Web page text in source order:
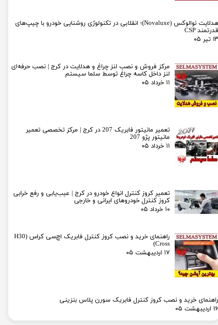
هدلایت نوالوکس (Novaluxe)؛ انقلابی در تکنولوژی روشنایی خودرو با چیپ‌های
قدرتمند CSP
۱۳ تیر ۰۵
مرکز فروش و نصب لنز چراغ و هدلایت در کرج | نصب حرفه‌ای
لنز داخل کاسه چراغ توسط سلما سیستم
۱۱ خرداد ۰۵
تعمیر مانیتور فابریک 207 در کرج | مرکز تخصصی تعمیر
مانیتور پژو 207
۱۱ خرداد ۰۵
تعمیر کروز کنترل انواع خودرو در کرج | عیب‌یابی و رفع خرابی
کروز کنترل خودروهای ایرانی و خارجی
۱۰ خرداد ۰۵
راهنمای خرید و نصب کروز کنترل فابریک اچ‌سی کراس (H30
Cross)
۱۷ اردیبهشت ۰۵
راهنمای خرید و نصب کروز کنترل فابریک سورن پلاس بنزینی
۱۶ اردیبهشت ۰۵